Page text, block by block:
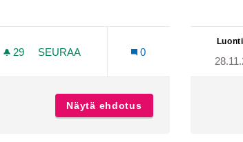
mukaan: Koko Turku
29 29 SEURAAJAA
SEURAA
LUKEMINEN ON KAIKKIEN OIKEUS,
0
Näytä ehdotus Lukeminen on